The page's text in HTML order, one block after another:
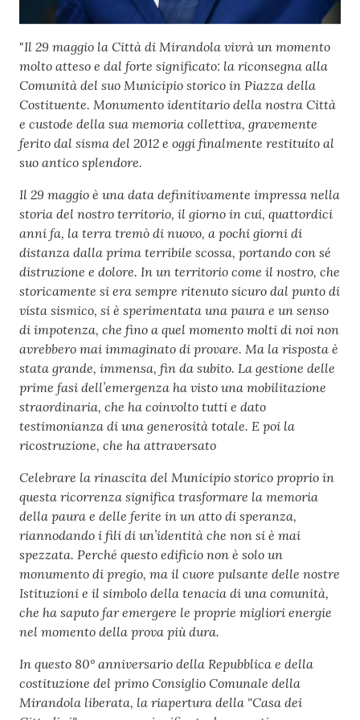
Contenuto
"Il 29 maggio la Città di Mirandola vivrà un momento
molto atteso e dal forte significato: la riconsegna alla
Comunità del suo Municipio storico in Piazza della
Costituente. Monumento identitario della nostra Città
e custode della sua memoria collettiva, gravemente
ferito dal sisma del 2012 e oggi finalmente restituito al
suo antico splendore.
Il 29 maggio è una data definitivamente impressa nella
storia del nostro territorio, il giorno in cui, quattordici
anni fa, la terra tremò di nuovo, a pochi giorni di
distanza dalla prima terribile scossa, portando con sé
distruzione e dolore. In un territorio come il nostro, che
storicamente si era sempre ritenuto sicuro dal punto di
vista sismico, si è sperimentata una paura e un senso
di impotenza, che fino a quel momento molti di noi non
avrebbero mai immaginato di provare. Ma la risposta è
stata grande, immensa, fin da subito. La gestione delle
prime fasi dell’emergenza ha visto una mobilitazione
straordinaria, che ha coinvolto tutti e dato
testimonianza di una generosità totale. E poi la
ricostruzione, che ha attraversato
Celebrare la rinascita del Municipio storico proprio in
questa ricorrenza significa trasformare la memoria
della paura e delle ferite in un atto di speranza,
riannodando i fili di un’identità che non si è mai
spezzata. Perché questo edificio non è solo un
monumento di pregio, ma il cuore pulsante delle nostre
Istituzioni e il simbolo della tenacia di una comunità,
che ha saputo far emergere le proprie migliori energie
nel momento della prova più dura.
In questo 80° anniversario della Repubblica e della
costituzione del primo Consiglio Comunale della
Mirandola liberata, la riapertura della "Casa dei